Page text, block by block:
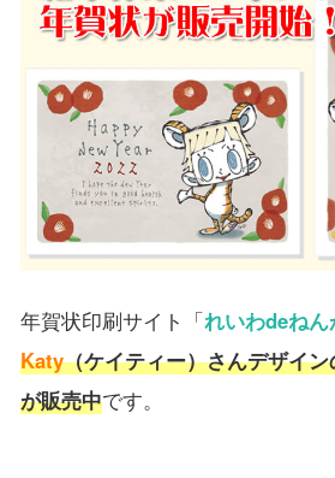
年賀状印刷サイト「れいわdeねん
Katy（ケイティー）さんデザイ
が販売中です。